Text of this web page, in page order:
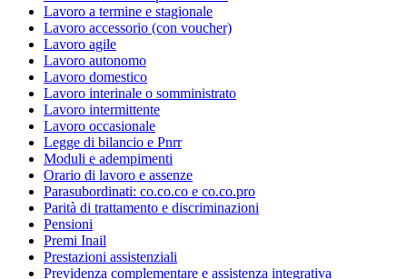
Lavoro a termine e stagionale
Lavoro accessorio (con voucher)
Lavoro agile
Lavoro autonomo
Lavoro domestico
Lavoro interinale o somministrato
Lavoro intermittente
Lavoro occasionale
Legge di bilancio e Pnrr
Moduli e adempimenti
Orario di lavoro e assenze
Parasubordinati: co.co.co e co.co.pro
Parità di trattamento e discriminazioni
Pensioni
Premi Inail
Prestazioni assistenziali
Previdenza complementare e assistenza integrativa